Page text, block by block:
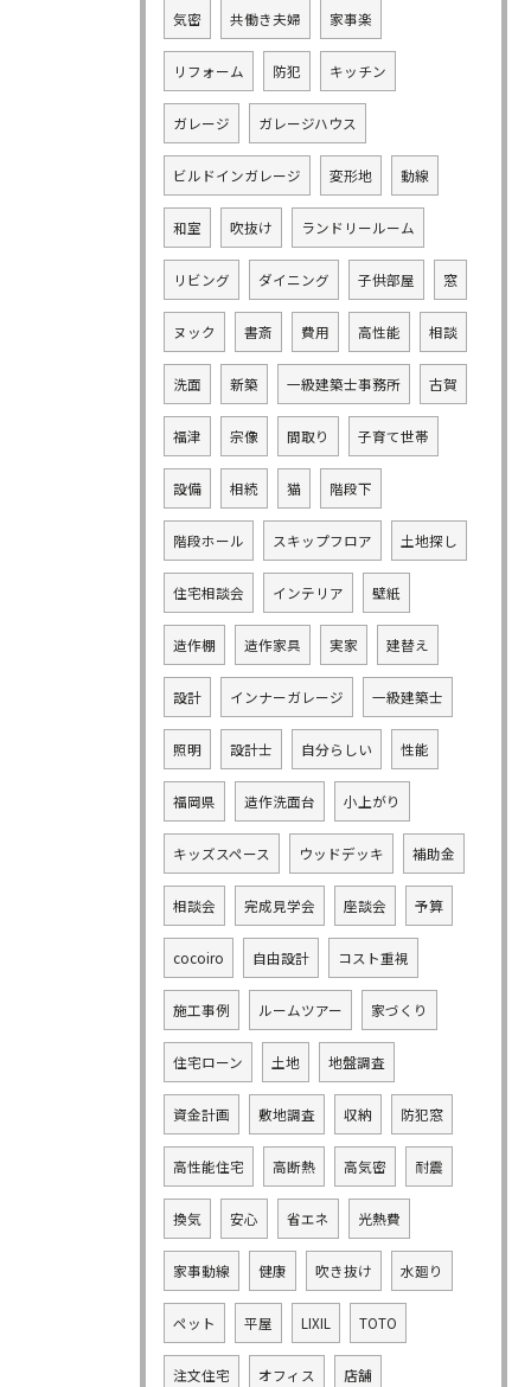
気密 共働き夫婦 家事楽
リフォーム 防犯 キッチン
ガレージ ガレージハウス
ビルドインガレージ 変形地 動線
和室 吹抜け ランドリールーム
リビング ダイニング 子供部屋 窓
ヌック 書斎 費用 高性能 相談
洗面 新築 一級建築士事務所 古賀
福津 宗像 間取り 子育て世帯
設備 相続 猫 階段下
階段ホール スキップフロア 土地探し
住宅相談会 インテリア 壁紙
造作棚 造作家具 実家 建替え
設計 インナーガレージ 一級建築士
照明 設計士 自分らしい 性能
福岡県 造作洗面台 小上がり
キッズスペース ウッドデッキ 補助金
相談会 完成見学会 座談会 予算
cocoiro 自由設計 コスト重視
施工事例 ルームツアー 家づくり
住宅ローン 土地 地盤調査
資金計画 敷地調査 収納 防犯窓
高性能住宅 高断熱 高気密 耐震
換気 安心 省エネ 光熱費
家事動線 健康 吹き抜け 水廻り
ペット 平屋 LIXIL TOTO
注文住宅 オフィス 店舗